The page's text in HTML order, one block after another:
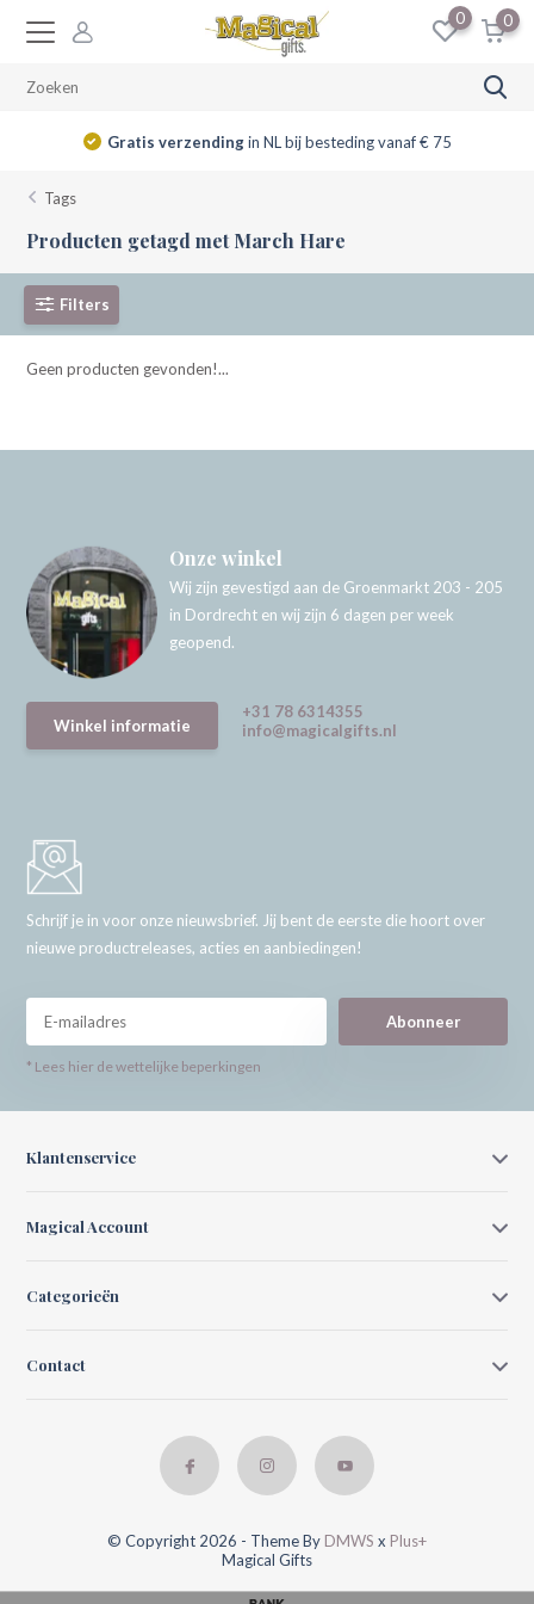
0 0
Gratis verzendingin NL bij besteding vanaf € 75
Tags
Producten getagd met March Hare
Filters
Geen producten gevonden!...
Onze winkel
Wij zijn gevestigd aan de Groenmarkt 203 - 205
in Dordrecht en wij zijn 6 dagen per week
geopend.
Winkel informatie
+31 78 6314355
info@magicalgifts.nl
Schrijf je in voor onze nieuwsbrief. Jij bent de eerste die hoort over
nieuwe productreleases, acties en aanbiedingen!
Abonneer
* Lees hier de wettelijke beperkingen
Klantenservice
Magical Account
Categorieën
Contact
© Copyright 2026 - Theme By DMWS x Plus+
Magical Gifts